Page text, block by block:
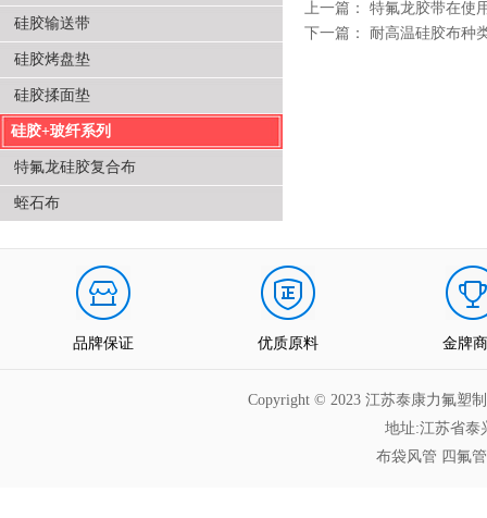
硅胶输送带
硅胶烤盘垫
硅胶揉面垫
硅胶+玻纤系列
特氟龙硅胶复合布
蛭石布
上一篇： 特氟龙胶带在使
下一篇： 耐高温硅胶布种
品牌保证 优质原料 金牌
Copyright © 2023 江苏泰康力氟塑
地址:江苏省泰
布袋风管 四氟管